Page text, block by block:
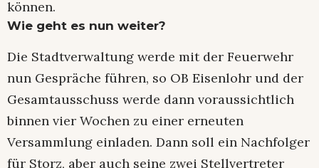
können.
Wie geht es nun weiter?
Die Stadtverwaltung werde mit der Feuerwehr
nun Gespräche führen, so OB Eisenlohr und der
Gesamtausschuss werde dann voraussichtlich
binnen vier Wochen zu einer erneuten
Versammlung einladen. Dann soll ein Nachfolger
für Storz, aber auch seine zwei Stellvertreter